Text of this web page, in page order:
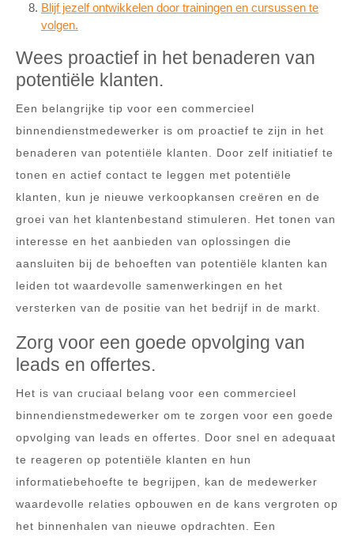
Blijf jezelf ontwikkelen door trainingen en cursussen te
volgen.
Wees proactief in het benaderen van
potentiële klanten.
Een belangrijke tip voor een commercieel
binnendienstmedewerker is om proactief te zijn in het
benaderen van potentiële klanten. Door zelf initiatief te
tonen en actief contact te leggen met potentiële
klanten, kun je nieuwe verkoopkansen creëren en de
groei van het klantenbestand stimuleren. Het tonen van
interesse en het aanbieden van oplossingen die
aansluiten bij de behoeften van potentiële klanten kan
leiden tot waardevolle samenwerkingen en het
versterken van de positie van het bedrijf in de markt.
Zorg voor een goede opvolging van
leads en offertes.
Het is van cruciaal belang voor een commercieel
binnendienstmedewerker om te zorgen voor een goede
opvolging van leads en offertes. Door snel en adequaat
te reageren op potentiële klanten en hun
informatiebehoefte te begrijpen, kan de medewerker
waardevolle relaties opbouwen en de kans vergroten op
het binnenhalen van nieuwe opdrachten. Een